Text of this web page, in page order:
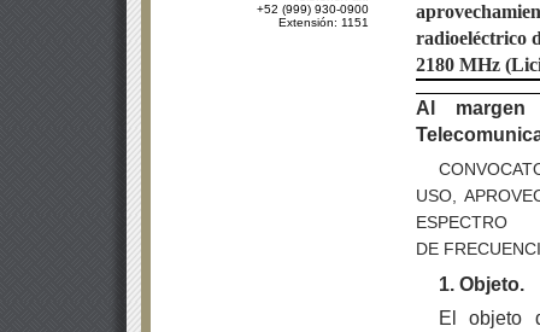
+52 (999) 930-0900
Extensión: 1151
radioeléctrico
2180 MHz
Al
USO,
DE
1.
Objeto.
El objeto